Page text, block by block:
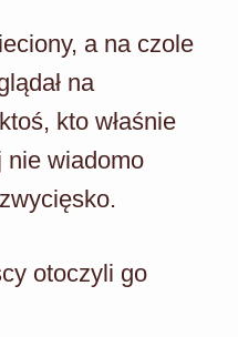
a na czole
na
kto właśnie
nie wiadomo
otoczyli go